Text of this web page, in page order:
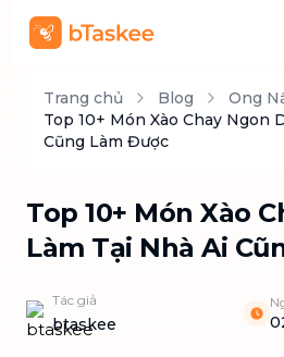
Trang chủ Blog
Ong
Top 10+ Món Xào Chay Ngon
Cũng Làm Được
Top 10+ Món Xào
Làm Tại Nhà Ai
Tác giả
btaskee